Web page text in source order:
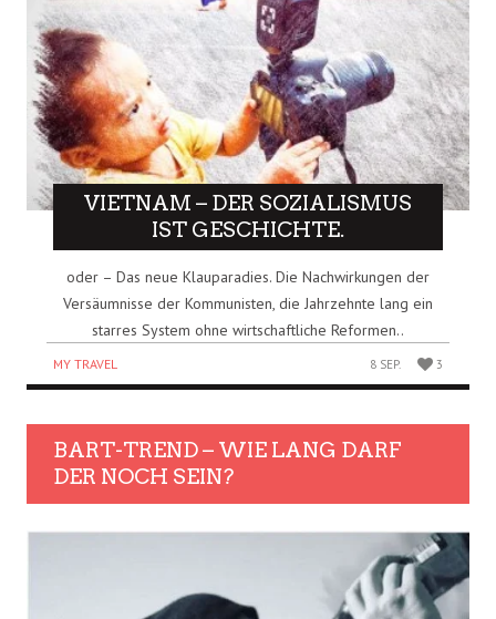
VIETNAM – DER SOZIALISMUS
IST GESCHICHTE.
oder – Das neue Klauparadies. Die Nachwirkungen der
Versäumnisse der Kommunisten, die Jahrzehnte lang ein
starres System ohne wirtschaftliche Reformen..
MY TRAVEL 8 SEP. 3
BART-TREND – WIE LANG DARF
DER NOCH SEIN?